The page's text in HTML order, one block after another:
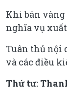
Khi bán
nghĩa vụ
Tuân thủ nội
và các điều
Thứ tư: